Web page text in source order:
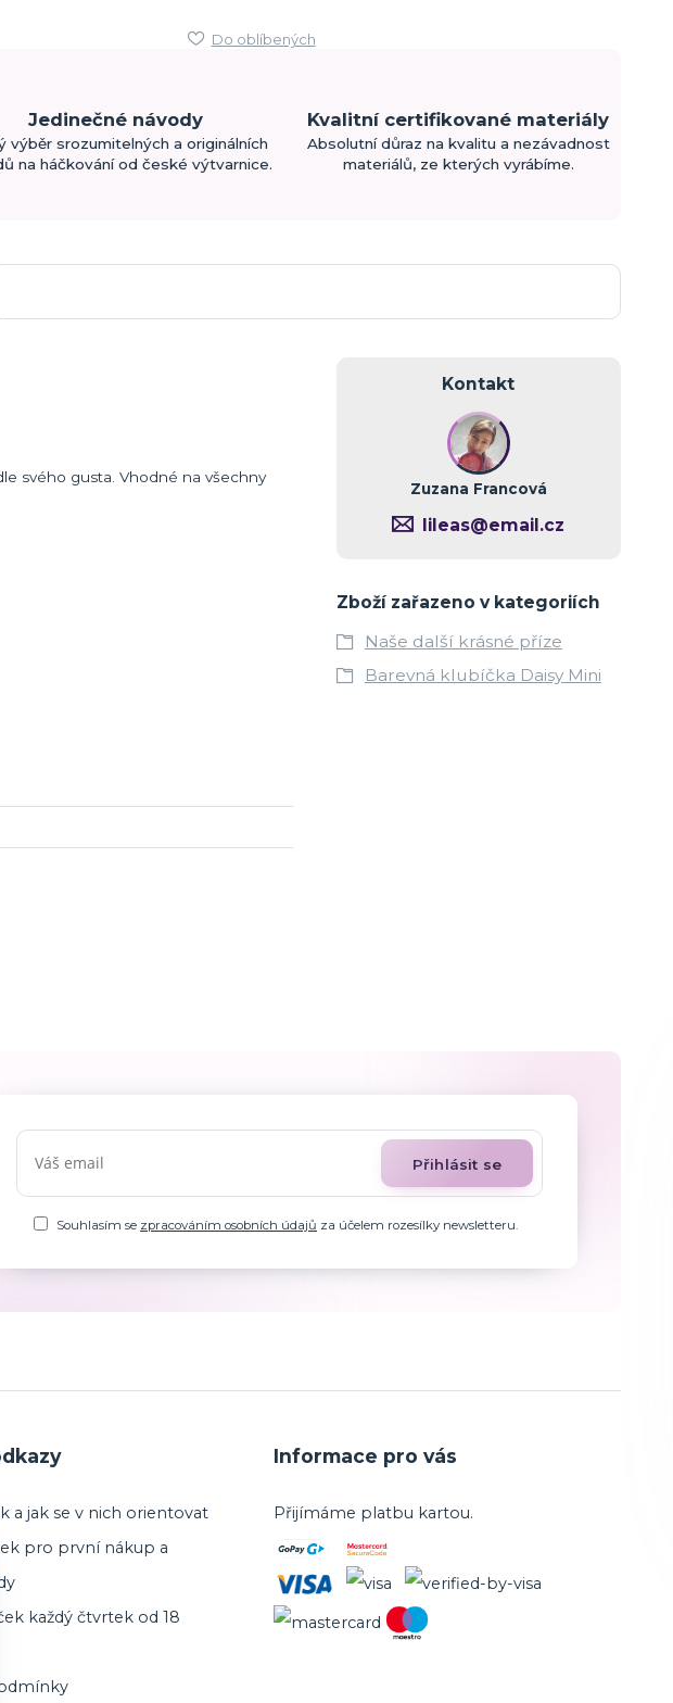
Do oblíbených
Jedinečné návody
výběr srozumitelných a originálních
na háčkování od české výtvarnice.
Kvalitní certifikované materiály
Absolutní důraz na kvalitu a nezávadnost
materiálů, ze kterých vyrábíme.
svého gusta. Vhodné na všechny
Kontakt
Zuzana Francová
lileas@email.cz
Zboží zařazeno v kategoriích
Naše další krásné příze
Barevná klubíčka Daisy Mini
Přihlásit se
Souhlasím se zpracováním osobních údajů za účelem rozesílky newsletteru.
a jak se v nich orientovat
pro první nákup a
každý čtvrtek od 18
Informace pro vás
Přijímáme platbu kartou.